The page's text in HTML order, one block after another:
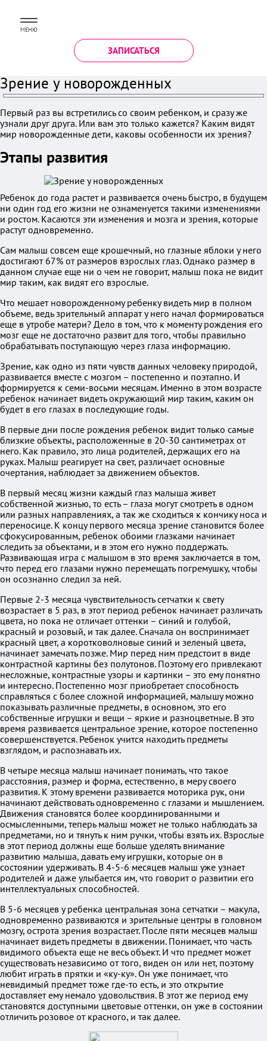
МЕНЮ
ЗАПИСАТЬСЯ
Зрение у новорожденных
Первый раз вы встретились со своим ребенком, и сразу же
узнали друг друга. Или вам это только кажется? Каким видят
мир новорожденные дети, каковы особенности их зрения?
Этапы развития
Ребенок до года растет и развивается очень быстро, в будущем
ни один год его жизни не ознаменуется такими изменениями
и ростом. Касаются эти изменения и мозга и зрения, которые
растут одновременно.
Сам малыш совсем еще крошечный, но глазные яблоки у него
достигают 67% от размеров взрослых глаз. Однако размер в
данном случае еще ни о чем не говорит, малыш пока не видит
мир таким, как видят его взрослые.
Что мешает новорожденному ребенку видеть мир в полном
объеме, ведь зрительный аппарат у него начал формироваться
еще в утробе матери? Дело в том, что к моменту рождения его
мозг еще не достаточно развит для того, чтобы правильно
обрабатывать поступающую через глаза информацию.
Зрение, как одно из пяти чувств данных человеку природой,
развивается вместе с мозгом – постепенно и поэтапно. И
формируется к семи-восьми месяцам. Именно в этом возрасте
ребенок начинает видеть окружающий мир таким, каким он
будет в его глазах в последующие годы.
В первые дни после рождения ребенок видит только самые
близкие объекты, расположенные в 20-30 сантиметрах от
него. Как правило, это лица родителей, держащих его на
руках. Малыш реагирует на свет, различает основные
очертания, наблюдает за движением объектов.
В первый месяц жизни каждый глаз малыша живет
собственной жизнью, то есть – глаза могут смотреть в одном
или разных направлениях, а так же сходиться к кончику носа и
переносице. К концу первого месяца зрение становится более
сфокусированным, ребенок обоими глазками начинает
следить за объектами, и в этом его нужно поддержать.
Развивающая игра с малышом в это время заключается в том,
что перед его глазами нужно перемещать погремушку, чтобы
он осознанно следил за ней.
Первые 2-3 месяца чувствительность сетчатки к свету
возрастает в 5 раз, в этот период ребенок начинает различать
цвета, но пока не отличает оттенки – синий и голубой,
красный и розовый, и так далее. Сначала он воспринимает
красный цвет, а коротковолновые синий и зеленый цвета,
начинает замечать позже. Мир перед ним предстоит в виде
контрастной картины без полутонов. Поэтому его привлекают
несложные, контрастные узоры и картинки – это ему понятно
и интересно. Постепенно мозг приобретает способность
справляться с более сложной информацией, малышу можно
показывать различные предметы, в основном, это его
собственные игрушки и вещи – яркие и разноцветные. В это
время развивается центральное зрение, которое постепенно
совершенствуется. Ребенок учится находить предметы
взглядом, и распознавать их.
В четыре месяца малыш начинает понимать, что такое
расстояния, размер и форма, естественно, в меру своего
развития. К этому времени развивается моторика рук, они
начинают действовать одновременно с глазами и мышлением.
Движения становятся более координированными и
осмысленными, теперь малыш может не только наблюдать за
предметами, но и тянуть к ним ручки, чтобы взять их. Взрослые
в этот период должны еще больше уделять внимание
развитию малыша, давать ему игрушки, которые он в
состоянии удерживать. В 4-5-6 месяцев малыш уже узнает
родителей и даже улыбается им, что говорит о развитии его
интеллектуальных способностей.
В 5-6 месяцев у ребенка центральная зона сетчатки – макула,
одновременно развиваются и зрительные центры в головном
мозгу, острота зрения возрастает. После пяти месяцев малыш
начинает видеть предметы в движении. Понимает, что часть
видимого объекта еще не весь объект. И что предмет может
существовать независимо от того, виден он или нет, поэтому
любит играть в прятки и «ку-ку». Он уже понимает, что
невидимый предмет тоже где-то есть, и это открытие
доставляет ему немало удовольствия. В этот же период ему
становятся доступными цветовые оттенки, он уже в состоянии
отличить розовое от красного, и так далее.